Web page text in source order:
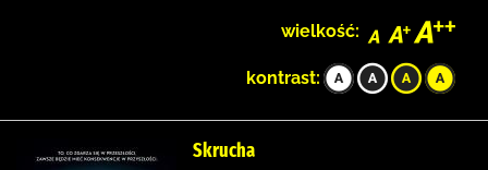
wielkość:
kontrast:
Skrucha